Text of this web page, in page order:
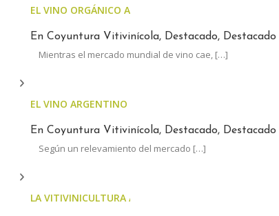
EL VINO ORGÁNICO ARGENTINO CRECE A
En Coyuntura Vitivinícola, Destacado,
Mientras el mercado mundial de vino cae, […]
EL VINO ARGENTINO AUMENTÓ MENOS QUE LA
En Coyuntura Vitivinícola, Destacado,
Según un relevamiento del mercado […]
LA VITIVINICULTURA ARGENTINA, AL LÍMITE: EL